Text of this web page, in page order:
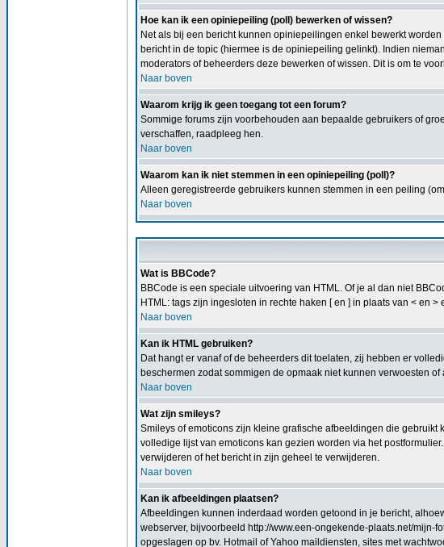
Hoe kan ik een opiniepeiling (poll) bewerken of wissen?
Net als bij een bericht kunnen opiniepeilingen enkel bewerkt
bericht in de topic (hiermee is de opiniepeiling gelinkt). Indien
moderators of beheerders deze bewerken of wissen. Dit is om te
Naar boven
Waarom krijg ik geen toegang tot een forum?
Sommige forums zijn voorbehouden aan bepaalde gebruikers of
verschaffen, raadpleeg hen.
Naar boven
Waarom kan ik niet stemmen in een opiniepeiling (poll)?
Alleen geregistreerde gebruikers kunnen stemmen in een peiling
Naar boven
Wat is BBCode?
BBCode is een speciale uitvoering van HTML. Of je al dan niet
HTML: tags zijn ingesloten in rechte haken [ en ] in plaats van < en
Naar boven
Kan ik HTML gebruiken?
Dat hangt er vanaf of de beheerders dit toelaten, zij hebben er
beschermen zodat sommigen de opmaak niet kunnen verwoesten
Naar boven
Wat zijn smileys?
Smileys of emoticons zijn kleine grafische afbeeldingen die
volledige lijst van emoticons kan gezien worden via het
verwijderen of het bericht in zijn geheel te verwijderen.
Naar boven
Kan ik afbeeldingen plaatsen?
Afbeeldingen kunnen inderdaad worden getoond in je bericht,
webserver, bijvoorbeeld http://www.een-ongekende-plaats.net/
opgeslagen op bv. Hotmail of Yahoo maildiensten, sites met